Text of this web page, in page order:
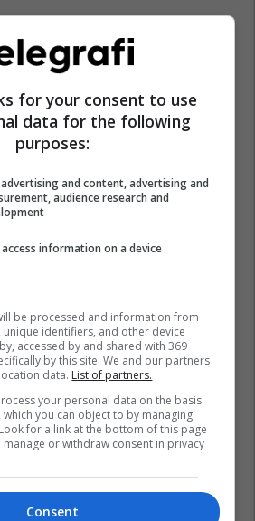
Grave
for your consent to use
data for the following
purposes:
and content, advertising and
audience research and
information on a device
be processed and information from
identifiers, and other device
accessed by and shared with 369
by this site. We and our partners
data. List of partners.
your personal data on the basis
you can object to by managing
for a link at the bottom of this page
or withdraw consent in privacy
Consent